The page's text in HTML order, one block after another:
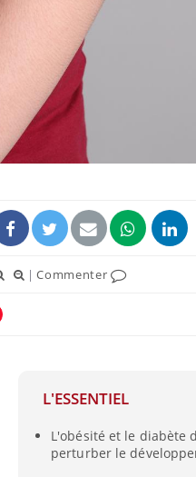
|Commenter
L'ESSENTIEL
L'obésité et le diabète
perturber le
La sieste empêche-t-elle
de dormir la nuit ?